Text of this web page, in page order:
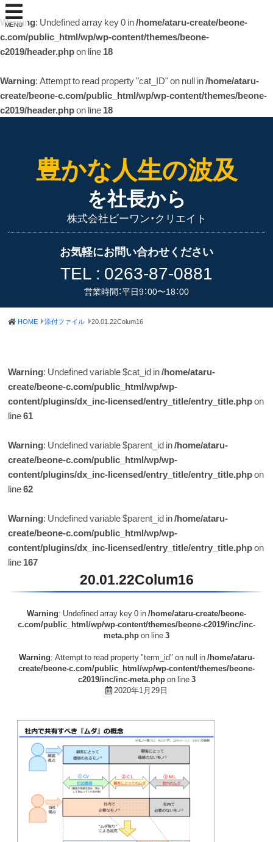
MENU
Warning: Undefined array key 0 in/home/ataru-create/beone-
c.com/public_html/wp/wp-content/themes/beone-
c2019/header.phpon line18
Warning: Attempt to read property "cat_ID" on null in/home/ataru-
create/beone-c.com/public_html/wp/wp-content/themes/beone-
c2019/header.phpon line18
豊かな人生の波及
を社長から
株式会社ビーワン・クリエイト
お気軽にお問い合わせください
TEL : 0263-87-0881
営業時間：平日9：00〜18：00
HOME 添付ファイル 20.01.22Colum16
Warning: Undefined variable $cat_id in/home/ataru-
create/beone-c.com/public_html/wp/wp-
content/plugins/dx_inc-licensed/entry_title/entry_title.phpon
line61
Warning: Undefined variable $parent_id in/home/ataru-
create/beone-c.com/public_html/wp/wp-
content/plugins/dx_inc-licensed/entry_title/entry_title.phpon
line62
Warning: Undefined variable $parent_id in/home/ataru-
create/beone-c.com/public_html/wp/wp-
content/plugins/dx_inc-licensed/entry_title/entry_title.phpon
line167
20.01.22Colum16
Warning: Undefined array key 0 in/home/ataru-create/beone-
c.com/public_html/wp/wp-content/themes/beone-c2019/inc/inc-
meta.phpon line3
Warning: Attempt to read property "term_id" on null in/home/ataru-
create/beone-c.com/public_html/wp/wp-content/themes/beone-
c2019/inc/inc-meta.phpon line3
2020年1月29日